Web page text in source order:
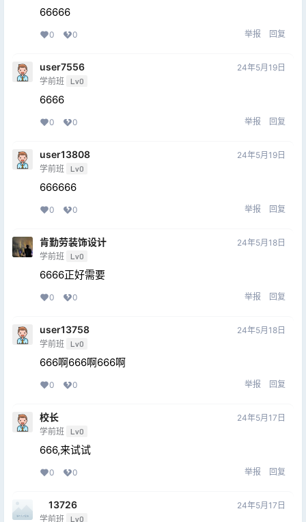
66666
0 0 举报 回复
user7556
学前班 Lv0
24年5月19日
6666
0 0 举报 回复
user13808
学前班 Lv0
24年5月19日
666666
0 0 举报 回复
肯勤劳装饰设计
学前班 Lv0
24年5月18日
6666正好需要
0 0 举报 回复
user13758
学前班 Lv0
24年5月18日
666啊666啊666啊
0 0 举报 回复
校长
学前班 Lv0
24年5月17日
666,来试试
0 0 举报 回复
ㅤ13726
学前班 Lv0
24年5月17日